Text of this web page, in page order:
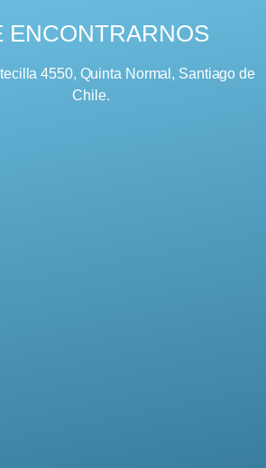
ENCONTRARNOS
4550, Quinta Normal, Santiago de
Chile.